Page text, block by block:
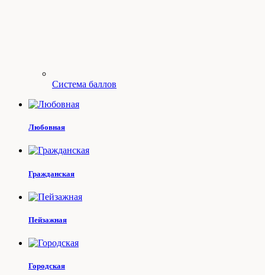
Система баллов
Любовная
Гражданская
Пейзажная
Городская